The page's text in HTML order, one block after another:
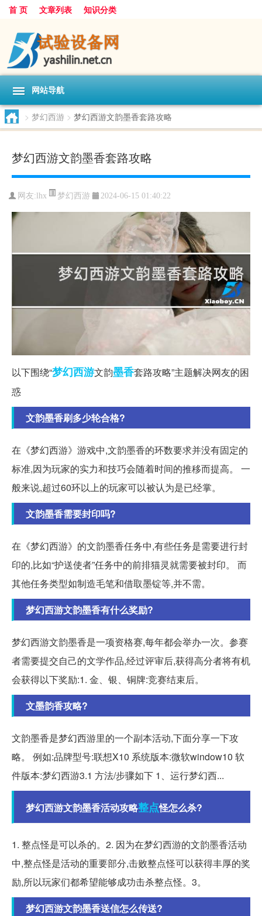
首 页 文章列表 知识分类
网站导航
> 梦幻西游 > 梦幻西游文韵墨香套路攻略
梦幻西游文韵墨香套路攻略
网友: lhx 梦幻西游 2024-06-15 01:40:22
以下围绕“梦幻西游文韵墨香套路攻略”主题解决网友的困
惑
文韵墨香刷多少轮合格?
在《梦幻西游》游戏中,文韵墨香的环数要求并没有固定的
标准,因为玩家的实力和技巧会随着时间的推移而提高。 一
般来说,超过60环以上的玩家可以被认为是已经掌。
文韵墨香需要封印吗?
在《梦幻西游》的文韵墨香任务中,有些任务是需要进行封
印的,比如“护送使者”任务中的前排猫灵就需要被封印。 而
其他任务类型如制造毛笔和借取墨锭等,并不需。
梦幻西游文韵墨香有什么奖励?
梦幻西游文韵墨香是一项资格赛,每年都会举办一次。参赛
者需要提交自己的文学作品,经过评审后,获得高分者将有机
会获得以下奖励:1. 金、银、铜牌:竞赛结束后。
文墨韵香攻略?
文韵墨香是梦幻西游里的一个副本活动,下面分享一下攻
略。 例如:品牌型号:联想X10 系统版本:微软window10 软
件版本:梦幻西游3.1 方法/步骤如下 1、运行梦幻西...
梦幻西游文韵墨香活动攻略整点怪怎么杀?
1. 整点怪是可以杀的。2. 因为在梦幻西游的文韵墨香活动
中,整点怪是活动的重要部分,击败整点怪可以获得丰厚的奖
励,所以玩家们都希望能够成功击杀整点怪。3。
梦幻西游文韵墨香送信怎么传送?